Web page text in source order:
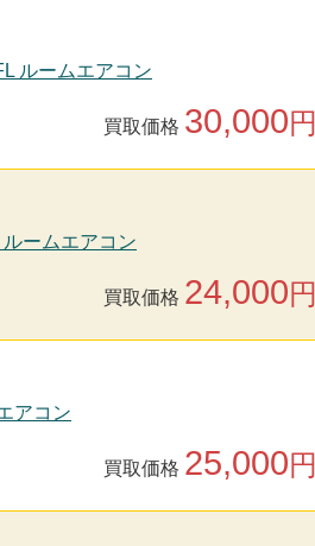
ルームエアコン
買取価格 30,000円
ームエアコン
買取価格 24,000円
アコン
買取価格 25,000円